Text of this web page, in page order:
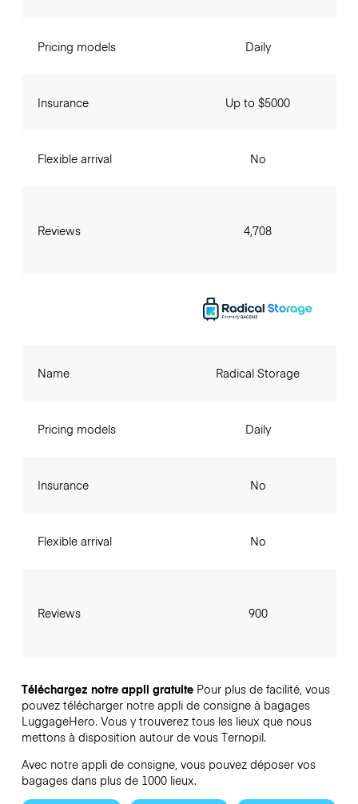
Pricing models
Insurance
Flexible arrival
Reviews
Daily
Up to $5000
No
4,708
Name
Pricing models
Insurance
Flexible arrival
Reviews
Radical Storage
Daily
No
No
900
Téléchargez notre appli gratuite Pour plus de facilité, vous
pouvez télécharger notre appli de consigne à bagages
LuggageHero. Vous y trouverez tous les lieux que nous
mettons à disposition autour de vous Ternopil.
Avec notre appli de consigne, vous pouvez déposer vos
bagages dans plus de 1000 lieux.